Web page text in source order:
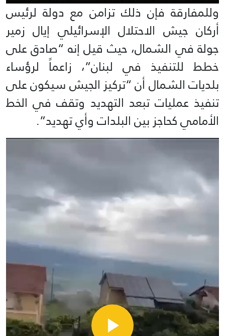
وللمفارقة فإن ذلك تزامن مع دولة لرئيس
أركان جيش الاحتلال الإسرائيلي إيال زمير
جولة في الشمال، حيث قيل إنه “صادق على
خطط للتنفيذ في لبنان”، زاعماً لرؤساء
بلديات الشمال أن “تركيز الجيش سيكون على
تنفيذ عمليات تبعد التهديد وتقف في الخط
الأمامي كحاجز بين البلدات وأي تهديد”.